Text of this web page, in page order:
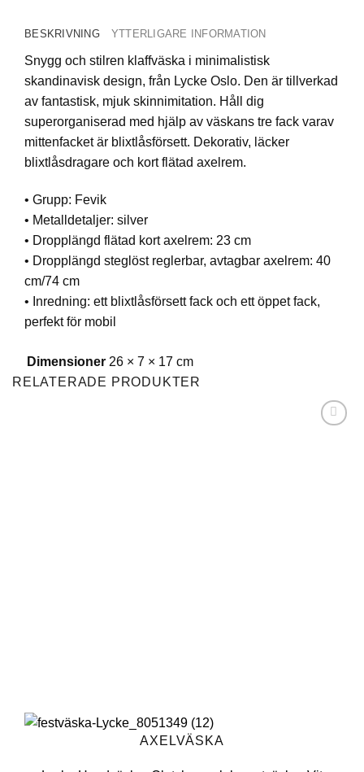
BESKRIVNING YTTERLIGARE INFORMATION
Snygg och stilren klaffväska i minimalistisk
skandinavisk design, från Lycke Oslo. Den är tillverkad
av fantastisk, mjuk skinnimitation. Håll dig
superorganiserad med hjälp av väskans tre fack varav
mittenfacket är blixtlåsförsett. Dekorativ, läcker
blixtlåsdragare och kort flätad axelrem.
• Grupp: Fevik
• Metalldetaljer: silver
• Dropplängd flätad kort axelrem: 23 cm
• Dropplängd steglöst reglerbar, avtagbar axelrem: 40
cm/74 cm
• Inredning: ett blixtlåsförsett fack och ett öppet fack,
perfekt för mobil
Dimensioner 26 × 7 × 17 cm
RELATERADE PRODUKTER
AXELVÄSKA